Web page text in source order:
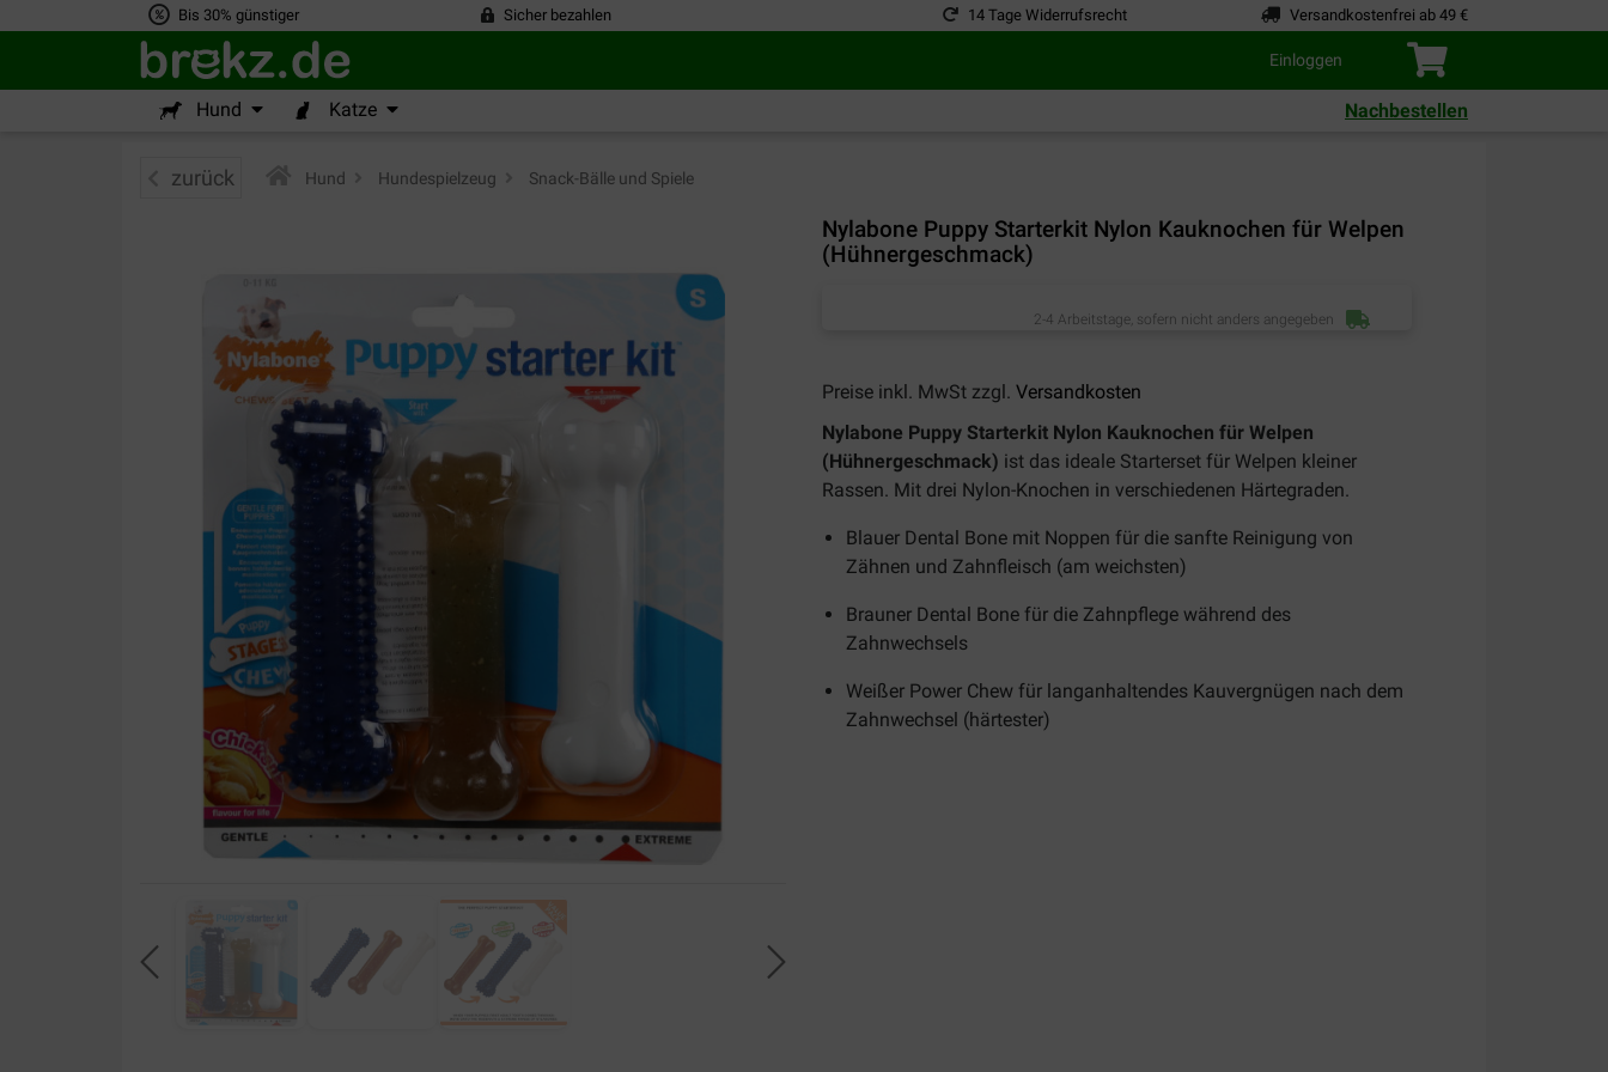
Bis 30% günstiger Sicher bezahlen 14 Tage Widerrufsrecht Versandkostenfrei ab 49 €
Einloggen
Hund Katze Nachbestellen
zurück Hund Hundespielzeug Snack-Bälle und Spiele
Nylabone Puppy Starterkit Nylon Kauknochen für Welpen
(Hühnergeschmack)
2-4 Arbeitstage, sofern nicht anders angegeben
Preise inkl. MwSt zzgl. Versandkosten
Nylabone Puppy Starterkit Nylon Kauknochen für Welpen
(Hühnergeschmack) ist das ideale Starterset für Welpen kleiner
Rassen. Mit drei Nylon-Knochen in verschiedenen Härtegraden.
Blauer Dental Bone mit Noppen für die sanfte Reinigung von
Zähnen und Zahnfleisch (am weichsten)
Brauner Dental Bone für die Zahnpflege während des
Zahnwechsels
Weißer Power Chew für langanhaltendes Kauvergnügen nach dem
Zahnwechsel (härtester)